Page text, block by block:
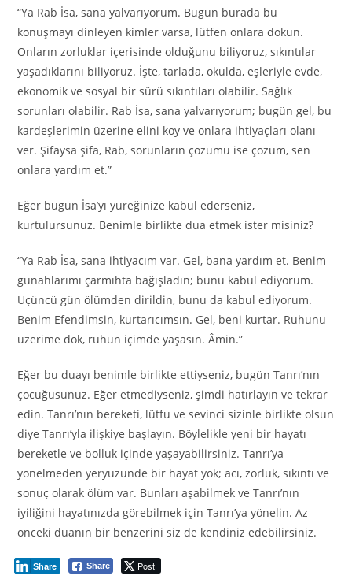
“Ya Rab İsa, sana yalvarıyorum. Bugün burada bu
konuşmayı dinleyen kimler varsa, lütfen onlara dokun.
Onların zorluklar içerisinde olduğunu biliyoruz, sıkıntılar
yaşadıklarını biliyoruz. İşte, tarlada, okulda, eşleriyle evde,
ekonomik ve sosyal bir sürü sıkıntıları olabilir. Sağlık
sorunları olabilir. Rab İsa, sana yalvarıyorum; bugün gel, bu
kardeşlerimin üzerine elini koy ve onlara ihtiyaçları olanı
ver. Şifaysa şifa, Rab, sorunların çözümü ise çözüm, sen
onlara yardım et.”
Eğer bugün İsa’yı yüreğinize kabul ederseniz,
kurtulursunuz. Benimle birlikte dua etmek ister misiniz?
“Ya Rab İsa, sana ihtiyacım var. Gel, bana yardım et. Benim
günahlarımı çarmıhta bağışladın; bunu kabul ediyorum.
Üçüncü gün ölümden dirildin, bunu da kabul ediyorum.
Benim Efendimsin, kurtarıcımsın. Gel, beni kurtar. Ruhunu
üzerime dök, ruhun içimde yaşasın. Âmin.”
Eğer bu duayı benimle birlikte ettiyseniz, bugün Tanrı’nın
çocuğusunuz. Eğer etmediyseniz, şimdi hatırlayın ve tekrar
edin. Tanrı’nın bereketi, lütfu ve sevinci sizinle birlikte olsun
diye Tanrı’yla ilişkiye başlayın. Böylelikle yeni bir hayatı
bereketle ve bolluk içinde yaşayabilirsiniz. Tanrı’ya
yönelmeden yeryüzünde bir hayat yok; acı, zorluk, sıkıntı ve
sonuç olarak ölüm var. Bunları aşabilmek ve Tanrı’nın
iyiliğini hayatınızda görebilmek için Tanrı’ya yönelin. Az
önceki duanın bir benzerini siz de kendiniz edebilirsiniz.
Share Post
Share